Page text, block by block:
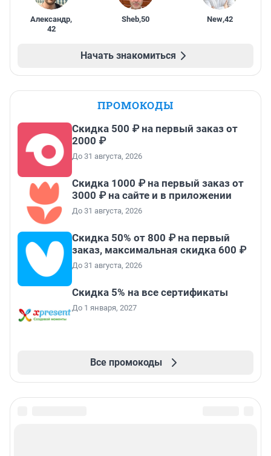
Александр,
42
Sheb,50 New,42
Начать знакомиться
ПРОМОКОДЫ
Скидка 500 ₽ на первый заказ от
2000 ₽
До 31 августа, 2026
Скидка 1000 ₽ на первый заказ от
3000 ₽ на сайте и в приложении
До 31 августа, 2026
Скидка 50% от 800 ₽ на первый
заказ, максимальная скидка 600 ₽
До 31 августа, 2026
Скидка 5% на все сертификаты
До 1 января, 2027
Все промокоды